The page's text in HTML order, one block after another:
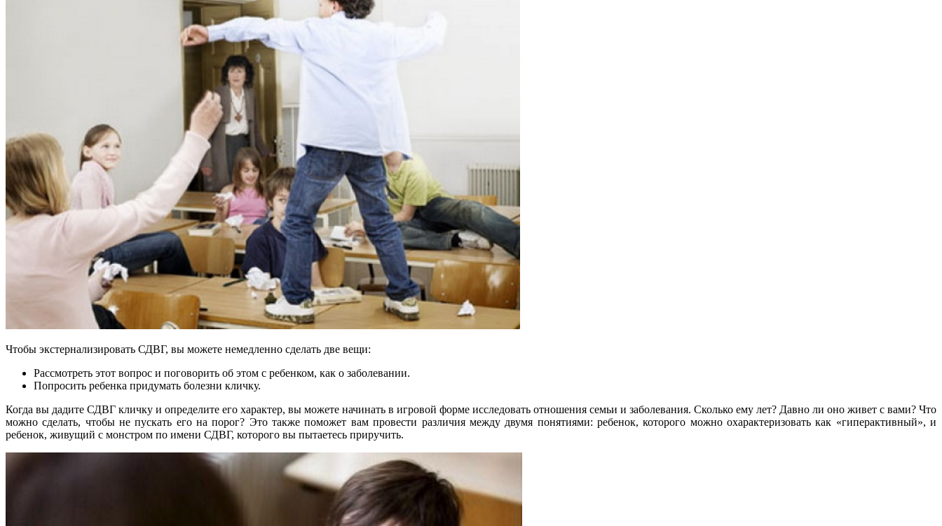
Чтобы экстернализировать СДВГ, вы можете немедленно сделать две вещи:
Рассмотреть этот вопрос и поговорить об этом с ребенком, как о заболевании.
Попросить ребенка придумать болезни кличку.
Когда вы дадите СДВГ кличку и определите его характер, вы можете начинать в игровой форме исследовать отношения семьи и заболевания. Сколько ему лет? Давно ли оно живет с вами? Что
можно сделать, чтобы не пускать его на порог? Это также поможет вам провести различия между двумя понятиями: ребенок, которого можно охарактеризовать как «гиперактивный», и
ребенок, живущий с монстром по имени СДВГ, которого вы пытаетесь приручить.